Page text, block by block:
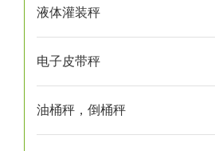
液体灌装秤
电子皮带秤
油桶秤，倒桶秤